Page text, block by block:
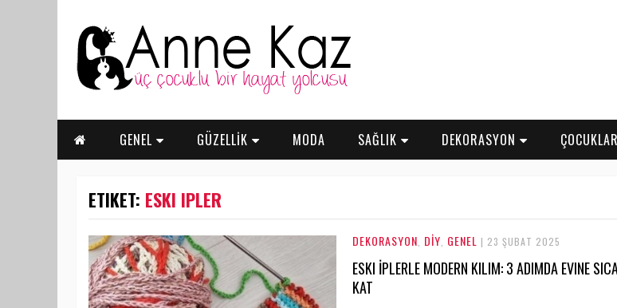
GENEL GÜZELLİK MODA SAĞLIK DEKORASYON ÇOCUKLAR
ETIKET: ESKI IPLER
DEKORASYON DİY GENEL | 23 ŞUBAT 2025
ESKI İPLERLE MODERN KILIM: 3 ADIMDA EVINE
KAT